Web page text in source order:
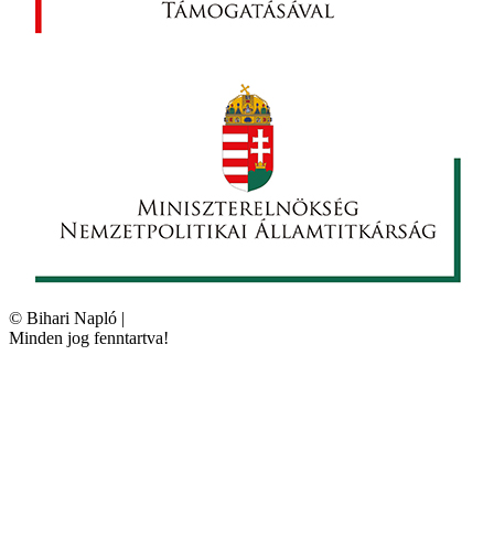
© Bihari Napló |
Minden jog fenntartva!